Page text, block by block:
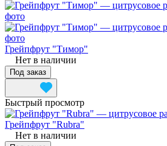
Грейпфрут "Тимор"
Нет в наличии
Под заказ
Быстрый просмотр
Грейпфрут "Rubra"
Нет в наличии